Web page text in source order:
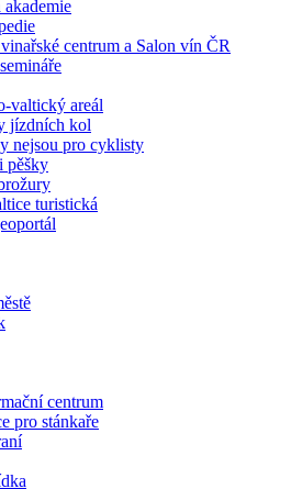
centrum a Salon vín ČR
valtický areál
jízdních kol
nejsou pro cyklisty
pěšky
turistická
centrum
pro stánkaře